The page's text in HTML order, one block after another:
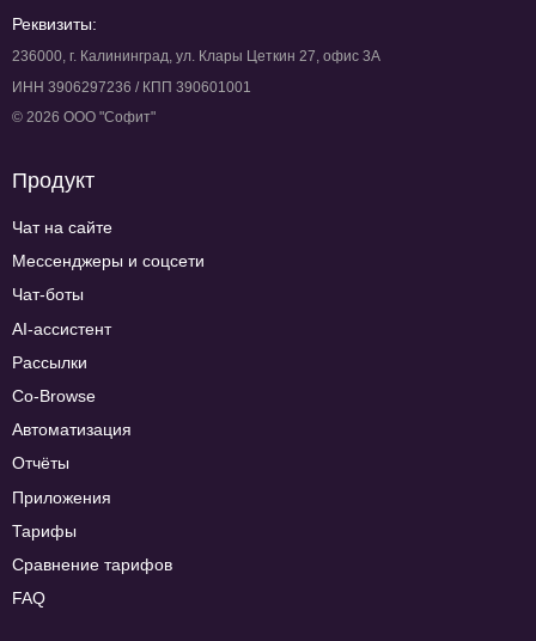
Реквизиты:
236000, г. Калининград, ул. Клары Цеткин 27, офис 3А
ИНН 3906297236 / КПП 390601001
© 2026 ООО "Софит"
Продукт
Чат на сайте
Мессенджеры и соцсети
Чат-боты
AI-ассистент
Рассылки
Co-Browse
Автоматизация
Отчёты
Приложения
Тарифы
Сравнение тарифов
FAQ